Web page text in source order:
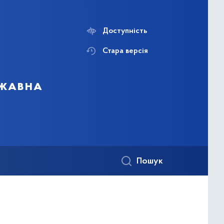
Доступність
Стара версія
Пошук